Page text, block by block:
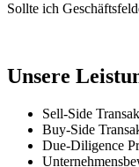
Sollte ich
Unsere
Sell-Side
Buy-Side
Due-Diligence